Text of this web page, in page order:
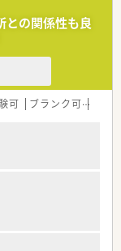
との関係性も良
可 ブランク可